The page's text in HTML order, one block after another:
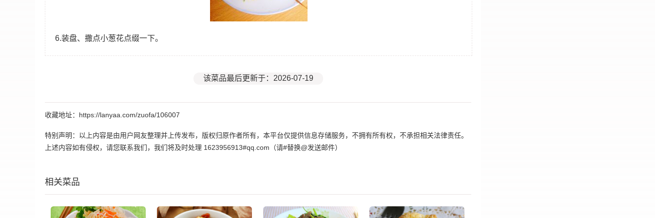
6.装盘、撒点小葱花点缀一下。
该菜品最后更新于：2026-07-19
收藏地址：https://lanyaa.com/zuofa/106007
特别声明：以上内容是由用户网友整理并上传发布，版权归原作者所有，本平台仅提供信息存储服务，不拥有所有权，不承担相关法律责任。
上述内容如有侵权，请您联系我们，我们将及时处理 1623956913#qq.com（请#替换@发送邮件）
相关菜品